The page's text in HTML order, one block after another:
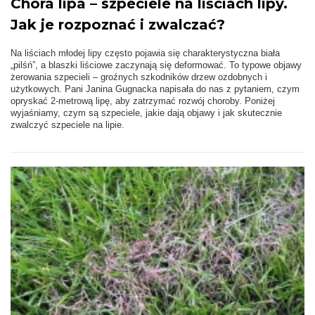
Chora lipa – szpeciele na liściach lipy.
Jak je rozpoznać i zwalczać?
Na liściach młodej lipy często pojawia się charakterystyczna biała
„pilśń”, a blaszki liściowe zaczynają się deformować. To typowe objawy
żerowania szpecieli – groźnych szkodników drzew ozdobnych i
użytkowych. Pani Janina Gugnacka napisała do nas z pytaniem, czym
opryskać 2-metrową lipę, aby zatrzymać rozwój choroby. Poniżej
wyjaśniamy, czym są szpeciele, jakie dają objawy i jak skutecznie
zwalczyć szpeciele na lipie.